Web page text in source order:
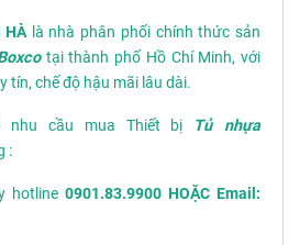
HÀlà nhà phân phối chính thức sản
tại thành phố Hồ Chí Minh, với
tín, chế độ hậu mãi lâu dài.
nhu cầu mua Thiết bị
Tủ nhựa
:
hotline 0901.83.9900 HOẶC Email: